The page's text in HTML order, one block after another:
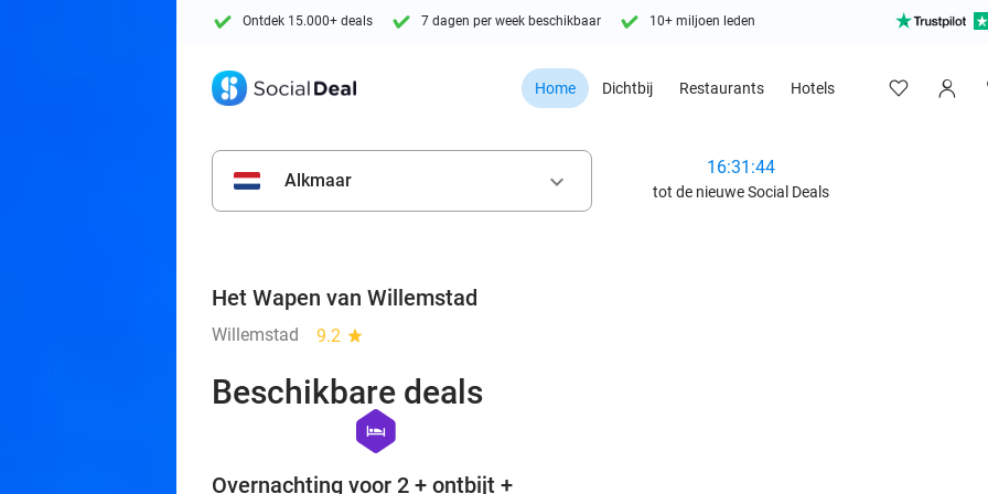
Ontdek 15.000+ deals 7 dagen per week beschikbaar 10+ miljoen leden
Home Dichtbij Restaurants Hotels
Alkmaar keyboard_arrow_down
16:31:42
tot de nieuwe Social Deals
Het Wapen van Willemstad
Willemstad 9.2 star
Beschikbare deals
hexagon
hotel
Overnachting voor 2 + ontbijt +